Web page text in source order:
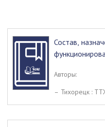
Состав,
Авторы:
– Тихорецк :